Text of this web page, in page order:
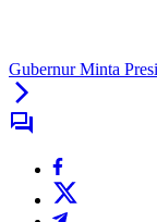
Gubernur Minta